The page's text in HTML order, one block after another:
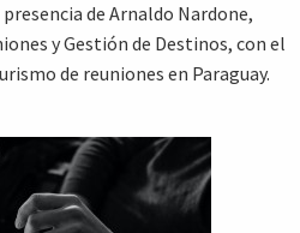
de Arnaldo Nardone,
y Gestión de Destinos, con el
de reuniones en Paraguay.